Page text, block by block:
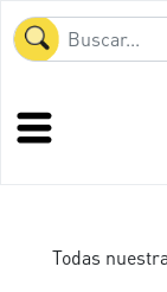
Todas